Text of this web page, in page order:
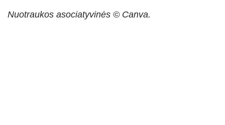
Nuotraukos asociatyvinės © Canva.